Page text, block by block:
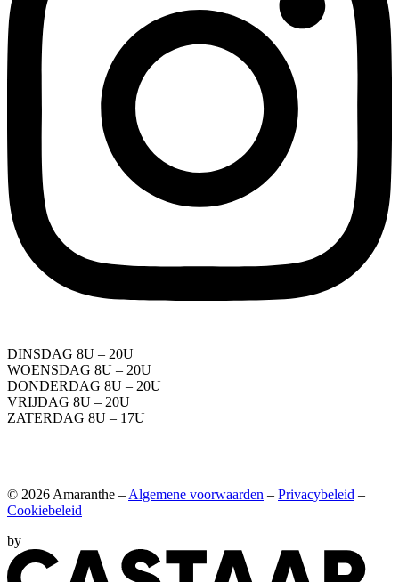
DINSDAG 8U – 20U
WOENSDAG 8U – 20U
DONDERDAG 8U – 20U
VRIJDAG 8U – 20U
ZATERDAG 8U – 17U
© 2026 Amaranthe – Algemene voorwaarden – Privacybeleid –
Cookiebeleid
by